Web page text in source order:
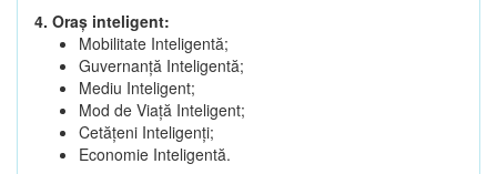
4. Oraș inteligent:
Mobilitate Inteligentă;
Guvernanță Inteligentă;
Mediu Inteligent;
Mod de Viață Inteligent;
Cetățeni Inteligenți;
Economie Inteligentă.